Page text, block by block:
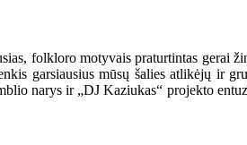
folkloro motyvais praturtintas gerai
garsiausius mūsų šalies atlikėjų ir
narys ir „DJ Kaziukas“ projekto